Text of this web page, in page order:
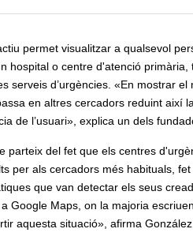
permet visualitzar a qualsevol
hospital o centre d'atenció
serveis d’urgències. «En mostrar el
en altres cercadors reduint així
de l’usuari», explica un dels
parteix del fet que els centres
per als cercadors més habituals,
que van detectar els seus
Maps, on la majoria
aquesta situació», afirma González.